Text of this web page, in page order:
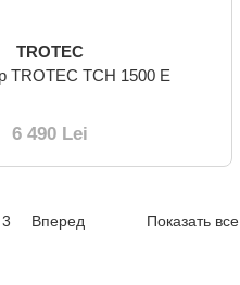
TROTEC
TROTEC TCH 1500 E
6 490 Lei
3 Вперед Показать все